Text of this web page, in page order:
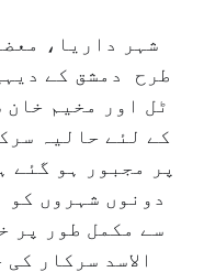
شہر داریا،
طرح دمشق کے
ٹل اور مخیم
کے لئے حالیہ
پر مجبور ہو گئے
دونوں شہروں کو
سے مکمل طور پر
الاسد سرکار